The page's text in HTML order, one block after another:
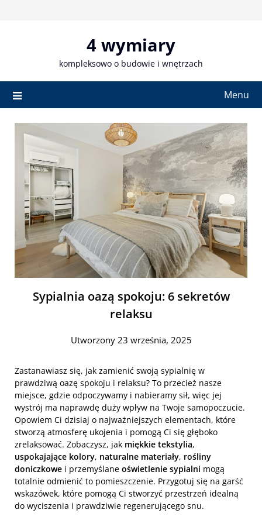
4 wymiary
kompleksowo o budowie i wnętrzach
Menu
Sypialnia oazą spokoju: 6 sekretów
relaksu
Utworzony 23 września, 2025
Zastanawiasz się, jak zamienić swoją sypialnię w
prawdziwą oazę spokoju i relaksu? To przecież nasze
miejsce, gdzie odpoczywamy i nabieramy sił, więc jej
wystrój ma naprawdę duży wpływ na Twoje samopoczucie.
Opowiem Ci dzisiaj o najważniejszych elementach, które
stworzą atmosferę ukojenia i pomogą Ci się głęboko
zrelaksować. Zobaczysz, jak miękkie tekstylia,
uspokajające kolory, naturalne materiały, rośliny
doniczkowe i przemyślane oświetlenie sypialni mogą
totalnie odmienić to pomieszczenie. Przygotuj się na garść
wskazówek, które pomogą Ci stworzyć przestrzeń idealną
do wyciszenia i prawdziwie regenerującego snu.